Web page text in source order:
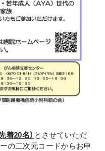
着20名） とさせていただ
の二次元コードからお申